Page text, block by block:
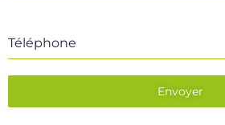
Téléphone
Envoyer